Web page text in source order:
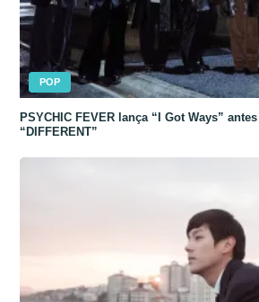
POP
PSYCHIC FEVER lança “I Got Ways”
“DIFFERENT”